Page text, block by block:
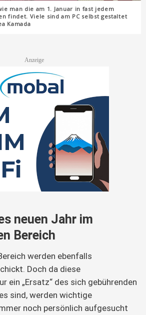
man die am 1. Januar in fast jedem
findet. Viele sind am PC selbst gestaltet
Kamada
neuen Jahr im
Bereich
werden ebenfalls
Doch da diese
ein „Ersatz“ des sich gebührenden
sind, werden wichtige
noch persönlich aufgesucht